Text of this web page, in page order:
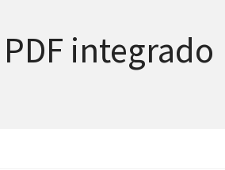
integrado